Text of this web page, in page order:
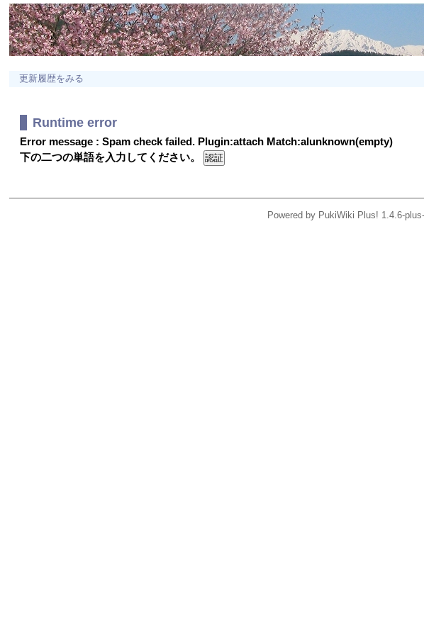
更新履歴をみる
Runtime error
Error message : Spam check failed. Plugin:attach Match:alunknown(empty)
下の二つの単語を入力してください。
Powered by PukiWiki Plus! 1.4.6-